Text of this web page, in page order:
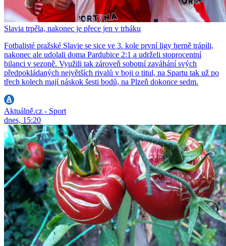
Slavia trpěla, nakonec je přece jen v trháku
Fotbalisté pražské Slavie se sice ve 3. kole první ligy herně trápili,
nakonec ale udolali doma Pardubice 2:1 a udrželi stoprocentní
bilanci v sezoně. Využili tak zároveň sobotní zaváhání svých
předpokládaných největších rivalů v boji o titul, na Spartu tak už po
třech kolech mají náskok šesti bodů, na Plzeň dokonce sedm.
Aktuálně.cz - Sport
dnes, 15:20